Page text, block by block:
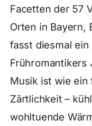
Facetten der 57
Orten in Bayern,
fasst diesmal
Frühromantikers
Musik ist wie ein
Zärtlichkeit –
wohltuende